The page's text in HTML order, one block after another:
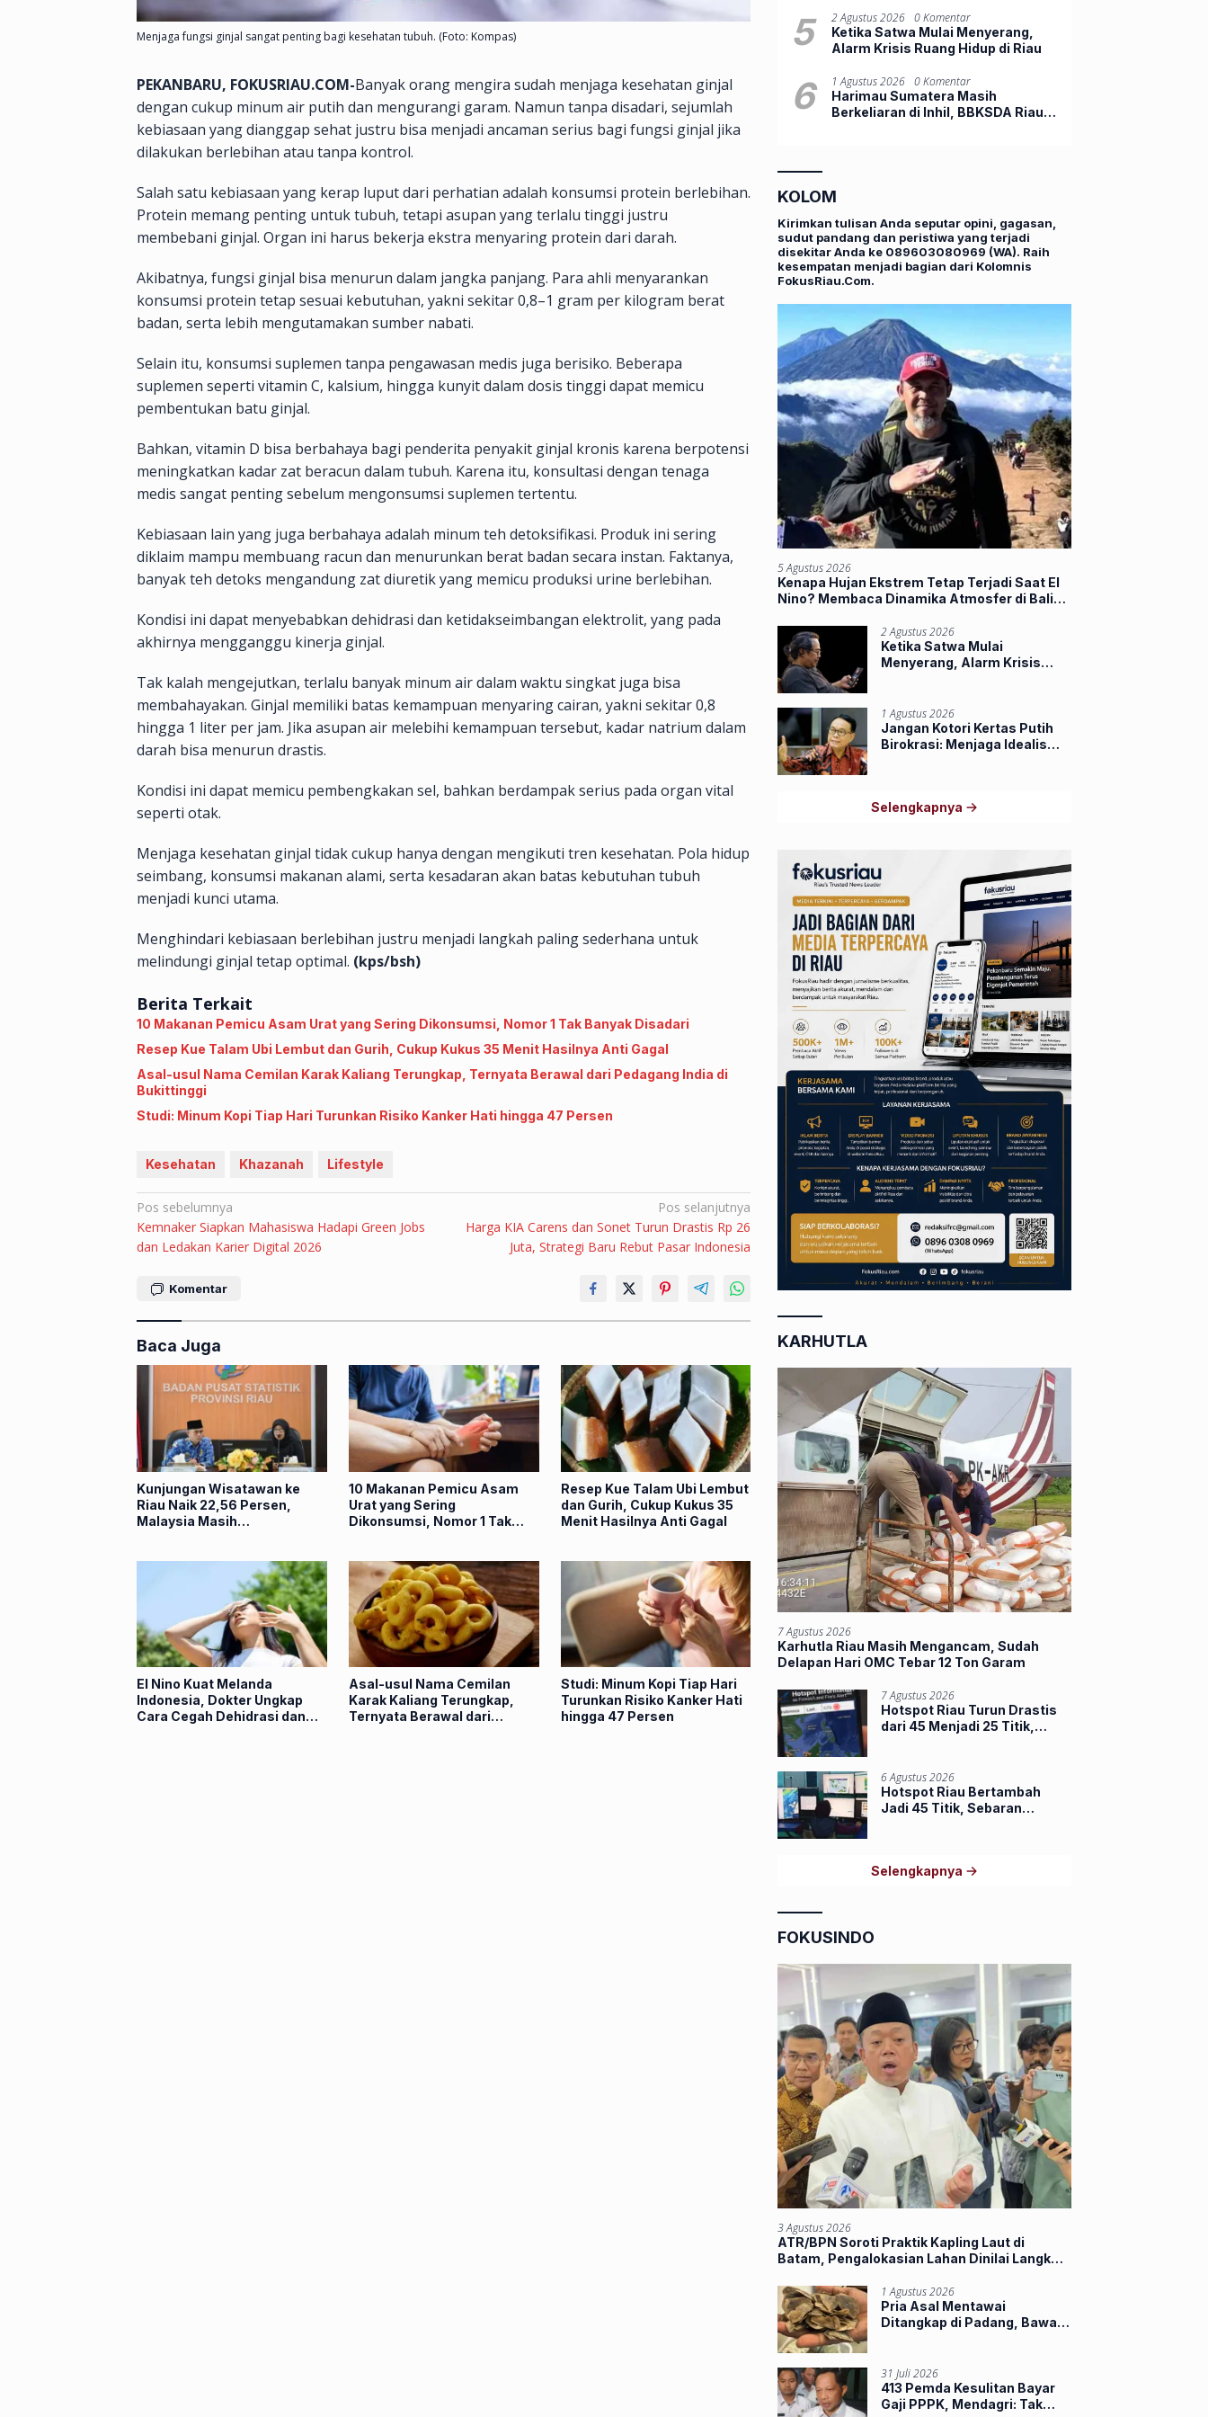
Menjaga fungsi ginjal sangat penting bagi kesehatan tubuh. (Foto: Kompas)
PEKANBARU, FOKUSRIAU.COM-Banyak orang mengira sudah menjaga kesehatan ginjal
dengan cukup minum air putih dan mengurangi garam. Namun tanpa disadari, sejumlah
kebiasaan yang dianggap sehat justru bisa menjadi ancaman serius bagi fungsi ginjal jika
dilakukan berlebihan atau tanpa kontrol.
Salah satu kebiasaan yang kerap luput dari perhatian adalah konsumsi protein berlebihan.
Protein memang penting untuk tubuh, tetapi asupan yang terlalu tinggi justru
membebani ginjal. Organ ini harus bekerja ekstra menyaring protein dari darah.
Akibatnya, fungsi ginjal bisa menurun dalam jangka panjang. Para ahli menyarankan
konsumsi protein tetap sesuai kebutuhan, yakni sekitar 0,8–1 gram per kilogram berat
badan, serta lebih mengutamakan sumber nabati.
Selain itu, konsumsi suplemen tanpa pengawasan medis juga berisiko. Beberapa
suplemen seperti vitamin C, kalsium, hingga kunyit dalam dosis tinggi dapat memicu
pembentukan batu ginjal.
Bahkan, vitamin D bisa berbahaya bagi penderita penyakit ginjal kronis karena berpotensi
meningkatkan kadar zat beracun dalam tubuh. Karena itu, konsultasi dengan tenaga
medis sangat penting sebelum mengonsumsi suplemen tertentu.
Kebiasaan lain yang juga berbahaya adalah minum teh detoksifikasi. Produk ini sering
diklaim mampu membuang racun dan menurunkan berat badan secara instan. Faktanya,
banyak teh detoks mengandung zat diuretik yang memicu produksi urine berlebihan.
Kondisi ini dapat menyebabkan dehidrasi dan ketidakseimbangan elektrolit, yang pada
akhirnya mengganggu kinerja ginjal.
Tak kalah mengejutkan, terlalu banyak minum air dalam waktu singkat juga bisa
membahayakan. Ginjal memiliki batas kemampuan menyaring cairan, yakni sekitar 0,8
hingga 1 liter per jam. Jika asupan air melebihi kemampuan tersebut, kadar natrium dalam
darah bisa menurun drastis.
Kondisi ini dapat memicu pembengkakan sel, bahkan berdampak serius pada organ vital
seperti otak.
Menjaga kesehatan ginjal tidak cukup hanya dengan mengikuti tren kesehatan. Pola hidup
seimbang, konsumsi makanan alami, serta kesadaran akan batas kebutuhan tubuh
menjadi kunci utama.
Menghindari kebiasaan berlebihan justru menjadi langkah paling sederhana untuk
melindungi ginjal tetap optimal. (kps/bsh)
Berita Terkait
10 Makanan Pemicu Asam Urat yang Sering Dikonsumsi, Nomor 1 Tak Banyak Disadari
Resep Kue Talam Ubi Lembut dan Gurih, Cukup Kukus 35 Menit Hasilnya Anti Gagal
Asal-usul Nama Cemilan Karak Kaliang Terungkap, Ternyata Berawal dari Pedagang India di
Bukittinggi
Studi: Minum Kopi Tiap Hari Turunkan Risiko Kanker Hati hingga 47 Persen
Kesehatan Khazanah Lifestyle
Navigasi
pos
Pos sebelumnya
Kemnaker Siapkan Mahasiswa Hadapi Green Jobs
dan Ledakan Karier Digital 2026
Pos selanjutnya
Harga KIA Carens dan Sonet Turun Drastis Rp 26
Juta, Strategi Baru Rebut Pasar Indonesia
Komentar
Baca Juga
Kunjungan Wisatawan ke
Riau Naik 22,56 Persen,
Malaysia Masih
10 Makanan Pemicu Asam
Urat yang Sering
Dikonsumsi, Nomor 1 Tak
Resep Kue Talam Ubi Lembut
dan Gurih, Cukup Kukus 35
Menit Hasilnya Anti Gagal
El Nino Kuat Melanda
Indonesia, Dokter Ungkap
Cara Cegah Dehidrasi dan
Asal-usul Nama Cemilan
Karak Kaliang Terungkap,
Ternyata Berawal dari
Studi: Minum Kopi Tiap Hari
Turunkan Risiko Kanker Hati
hingga 47 Persen
5 2 Agustus 2026
0 Komentar
Ketika Satwa Mulai Menyerang,
Alarm Krisis Ruang Hidup di Riau
6 1 Agustus 2026
0 Komentar
Harimau Sumatera Masih
Berkeliaran di Inhil, BBKSDA Riau
KOLOM
Kirimkan tulisan Anda seputar opini, gagasan,
sudut pandang dan peristiwa yang terjadi
disekitar Anda ke 089603080969 (WA). Raih
kesempatan menjadi bagian dari Kolomnis
FokusRiau.Com.
5 Agustus 2026
Kenapa Hujan Ekstrem Tetap Terjadi Saat El
Nino? Membaca Dinamika Atmosfer di Balik
2 Agustus 2026
Ketika Satwa Mulai
Menyerang, Alarm Krisis
1 Agustus 2026
Jangan Kotori Kertas Putih
Birokrasi: Menjaga Idealisme
Selengkapnya
KARHUTLA
7 Agustus 2026
Karhutla Riau Masih Mengancam, Sudah
Delapan Hari OMC Tebar 12 Ton Garam
7 Agustus 2026
Hotspot Riau Turun Drastis
dari 45 Menjadi 25 Titik,
6 Agustus 2026
Hotspot Riau Bertambah
Jadi 45 Titik, Sebaran
Selengkapnya
FOKUSINDO
3 Agustus 2026
ATR/BPN Soroti Praktik Kapling Laut di
Batam, Pengalokasian Lahan Dinilai Langkahi
1 Agustus 2026
Pria Asal Mentawai
Ditangkap di Padang, Bawa
31 Juli 2026
413 Pemda Kesulitan Bayar
Gaji PPPK, Mendagri: Tak